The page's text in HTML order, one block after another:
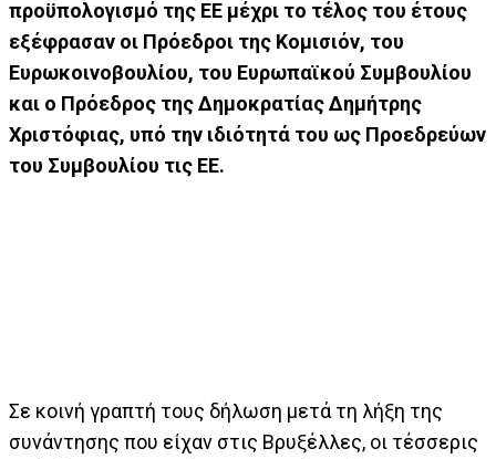
προϋπολογισμό της ΕΕ μέχρι το τέλος του έτους
εξέφρασαν οι Πρόεδροι της Κομισιόν, του
Ευρωκοινοβουλίου, του Ευρωπαϊκού Συμβουλίου
και ο Πρόεδρος της Δημοκρατίας Δημήτρης
Χριστόφιας, υπό την ιδιότητά του ως Προεδρεύων
του Συμβουλίου τις ΕΕ.
Σε κοινή γραπτή τους δήλωση μετά τη λήξη της
συνάντησης που είχαν στις Βρυξέλλες, οι τέσσερις